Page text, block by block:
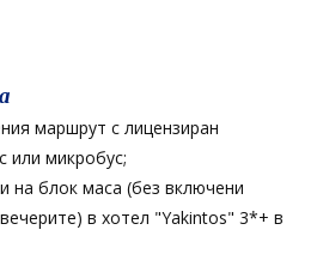
маршрут с лицензиран
или микробус;
на блок маса (без включени
в хотел "Yakintos" 3*+ в